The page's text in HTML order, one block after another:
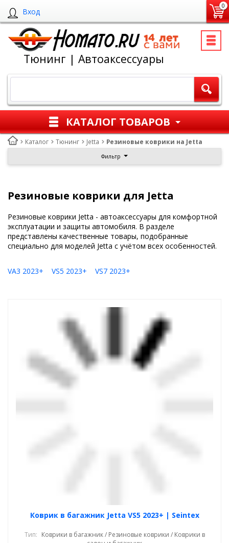
Вход
0
Тюнинг | Автоаксессуары
КАТАЛОГ ТОВАРОВ
Каталог Тюнинг Jetta Резиновые коврики на Jetta
Фильтр
Резиновые коврики для Jetta
Резиновые коврики Jetta - автоаксессуары для комфортной
эксплуатации и защиты автомобиля. В разделе
представлены качественные товары, подобранные
специально для моделей Jetta с учётом всех особенностей.
VA3 2023+ VS5 2023+ VS7 2023+
Коврик в багажник Jetta VS5 2023+ | Seintex
Тип: Коврики в багажник / Резиновые коврики / Коврики в